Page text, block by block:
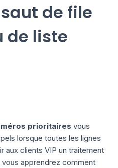
de file
de liste
prioritaires vous
lorsque toutes les lignes
aux clients VIP un traitement
apprendrez comment